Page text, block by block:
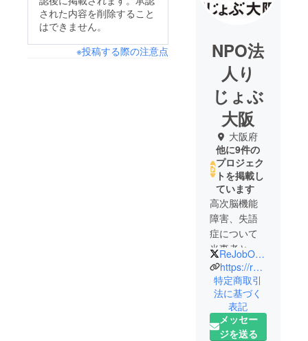
された内容を削除すること
はできません。
※投稿する際の注意点
NPO法
人り
じょぶ
大阪
大阪府
他に9件の
プロジェク
トを掲載し
ています
高次脳機能
障害、失語
症について
当事者とと
もに啓発活
動をしてい
る団体「り
じょぶ大
阪」です。
ReJobOsaka
https://rejob-workers.com/
特定商取引
法に基づく
表記
メッセー
ジを送る